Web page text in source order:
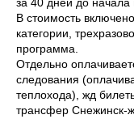
В стоимость
категории,
программа.
Отдельно
следования
теплохода), жд
трансфер Снежинск-